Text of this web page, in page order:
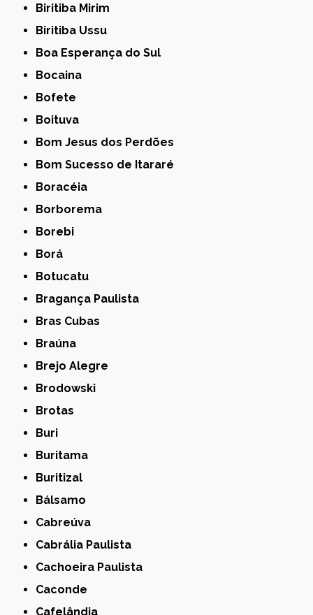
Biritiba Mirim
Biritiba Ussu
Boa Esperança do Sul
Bocaina
Bofete
Boituva
Bom Jesus dos Perdões
Bom Sucesso de Itararé
Boracéia
Borborema
Borebi
Borá
Botucatu
Bragança Paulista
Bras Cubas
Braúna
Brejo Alegre
Brodowski
Brotas
Buri
Buritama
Buritizal
Bálsamo
Cabreúva
Cabrália Paulista
Cachoeira Paulista
Caconde
Cafelândia